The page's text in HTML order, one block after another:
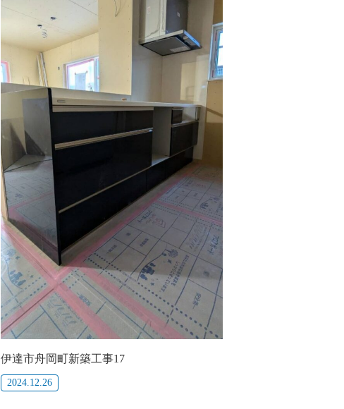
伊達市舟岡町新築工事17
2024.12.26